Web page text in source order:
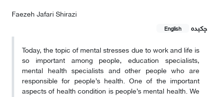
Faezeh Jafari Shirazi
چکیده
English
Today, the topic of mental stresses due to work and life is
so important among people, education specialists,
mental health specialists and other people who are
responsible for people’s health. One of the important
aspects of health condition is people’s mental health. We